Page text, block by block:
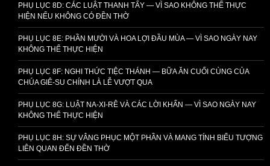
PHỤ LỤC 8D: CÁC LUẬT THANH TẨY — VÌ SAO KHÔNG THỂ THỰC
HIỆN NẾU KHÔNG CÓ ĐỀN THỜ
PHỤ LỤC 8E: PHẦN MƯỜI VÀ HOA LỢI ĐẦU MÙA — VÌ SAO NGÀY NAY
KHÔNG THỂ THỰC HIỆN
PHỤ LỤC 8F: NGHI THỨC TIỆC THÁNH — BỮA ĂN CUỐI CÙNG CỦA
CHÚA GIÊ-SU CHÍNH LÀ LỄ VƯỢT QUA
PHỤ LỤC 8G: LUẬT NA-XI-RÊ VÀ CÁC LỜI KHẤN — VÌ SAO NGÀY NAY
KHÔNG THỂ THỰC HIỆN
PHỤ LỤC 8H: SỰ VÂNG PHỤC MỘT PHẦN VÀ MANG TÍNH BIỂU TƯỢNG
LIÊN QUAN ĐẾN ĐỀN THỜ